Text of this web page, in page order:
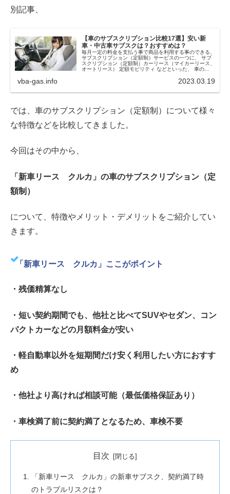
別記事、
【車のサブスクリプション比較17選】安い新
車・中古車サブスクは？おすすめは？
毎月一定の料金を支払う事で商品を利用する事のできる、
サブスクリプション（定額制）サービスの一つに、 サブ
スクリプション（定額制）カーリース（マイカーリース、
オートリース） 定額モビリティ などといった、 車の...
vba-gas.info 2023.03.19
では、車のサブスクリプション（定額制）について様々
な特徴などを比較してきました。
今回はその中から、
「新車リース クルカ」の車のサブスクリプション（定
額制）
について、特徴やメリット・デメリットをご紹介してい
きます。
「新車リース クルカ」ここがポイント
・残価精算なし
・短い契約期間でも、他社と比べてSUVやセダン、コン
パクトカーなどの月額料金が安い
・軽自動車以外を短期間だけ安く利用したい方におすす
め
・他社より高ければ相談可能（最低価格保証あり）
・車検満了前に契約満了となるため、車検不要
目次
「新車リース クルカ」の新車サブスク、契約満了時
のトラブルリスクは？